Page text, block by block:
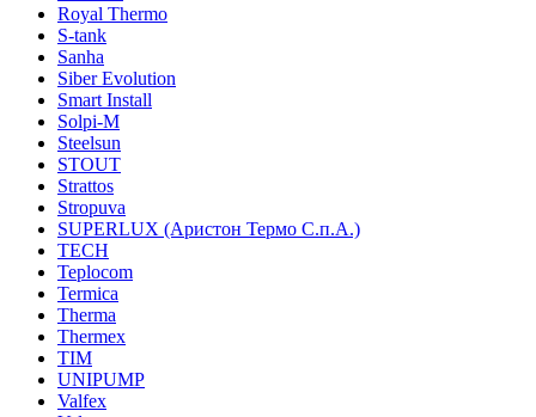
Royal Thermo
S-tank
Sanha
Siber Evolution
Smart Install
Solpi-M
Steelsun
STOUT
Strattos
Stropuva
SUPERLUX (Аристон Термо С.п.А.)
TECH
Teplocom
Termica
Therma
Thermex
TIM
UNIPUMP
Valfex